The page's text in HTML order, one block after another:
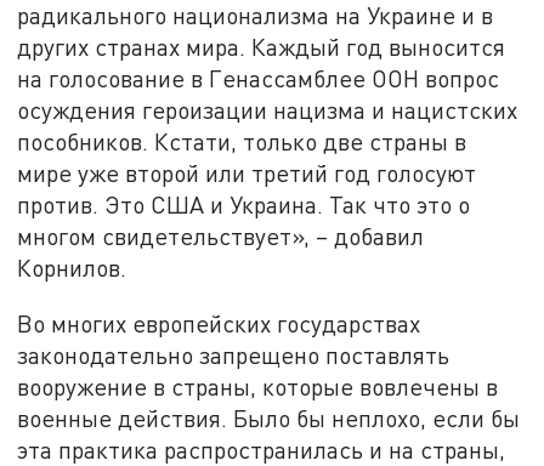
радикального национализма на Украине и в
других странах мира. Каждый год выносится
на голосование в Генассамблее ООН вопрос
осуждения героизации нацизма и нацистских
пособников. Кстати, только две страны в
мире уже второй или третий год голосуют
против. Это США и Украина. Так что это о
многом свидетельствует», – добавил
Корнилов.
Во многих европейских государствах
законодательно запрещено поставлять
вооружение в страны, которые вовлечены в
военные действия. Было бы неплохо, если бы
эта практика распространилась и на страны,